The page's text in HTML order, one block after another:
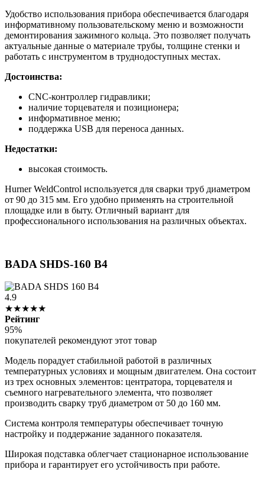
Удобство использования прибора обеспечивается благодаря
информативному пользовательскому меню и возможности
демонтирования зажимного кольца. Это позволяет получать
актуальные данные о материале трубы, толщине стенки и
работать с инструментом в труднодоступных местах.
Достоинства:
CNC-контроллер гидравлики;
наличие торцевателя и позиционера;
информативное меню;
поддержка USB для переноса данных.
Недостатки:
высокая стоимость.
Hurner WeldControl используется для сварки труб диаметром
от 90 до 315 мм. Его удобно применять на строительной
площадке или в быту. Отличный вариант для
профессионального использования на различных объектах.
BADA SHDS-160 B4
4.9
★★★★★
Рейтинг
95%
покупателей рекомендуют этот товар
Модель порадует стабильной работой в различных
температурных условиях и мощным двигателем. Она состоит
из трех основных элементов: центратора, торцевателя и
съемного нагревательного элемента, что позволяет
производить сварку труб диаметром от 50 до 160 мм.
Система контроля температуры обеспечивает точную
настройку и поддержание заданного показателя.
Широкая подставка облегчает стационарное использование
прибора и гарантирует его устойчивость при работе.